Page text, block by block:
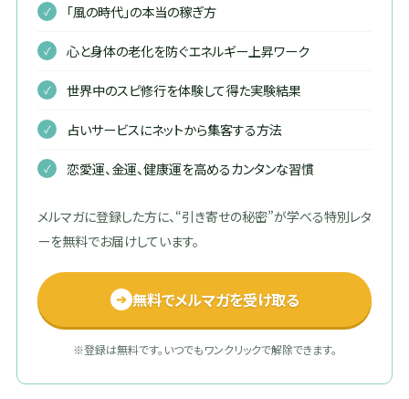
「風の時代」の本当の稼ぎ方
心と身体の老化を防ぐエネルギー上昇ワーク
世界中のスピ修行を体験して得た実験結果
占いサービスにネットから集客する方法
恋愛運、金運、健康運を高めるカンタンな習慣
メルマガに登録した方に、“引き寄せの秘密”が学べる特別レタ
ーを無料でお届けしています。
➔ 無料でメルマガを受け取る
※登録は無料です。いつでもワンクリックで解除できます。